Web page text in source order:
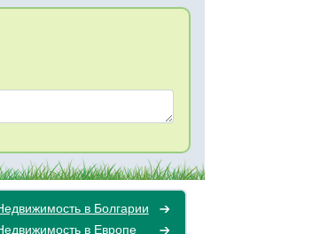
в Болгарии
в Европе